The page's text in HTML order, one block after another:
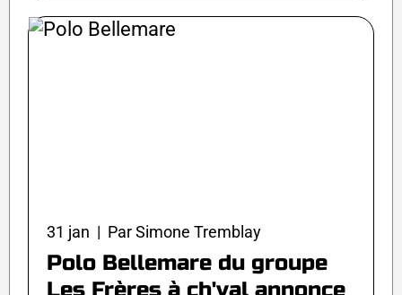
31 jan | Par Simone Tremblay
Polo Bellemare du groupe